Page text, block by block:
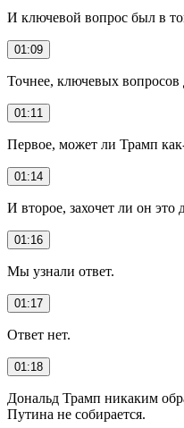
И ключевой вопрос был в
01:09
Точнее, ключевых вопросов
01:11
Первое, может ли Трамп
01:14
И второе, захочет ли он это
01:16
Мы узнали ответ.
01:17
Ответ нет.
01:18
Дональд Трамп никаким
Путина не собирается.